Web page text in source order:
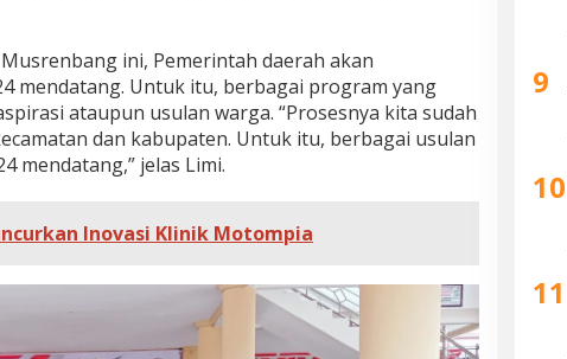
ini, Pemerintah daerah akan
mendatang. Untuk itu, berbagai program yang
ataupun usulan warga. “Prosesnya kita sudah
dan kabupaten. Untuk itu, berbagai usulan
mendatang,” jelas Limi.
Inovasi Klinik Motompia
9
10
11